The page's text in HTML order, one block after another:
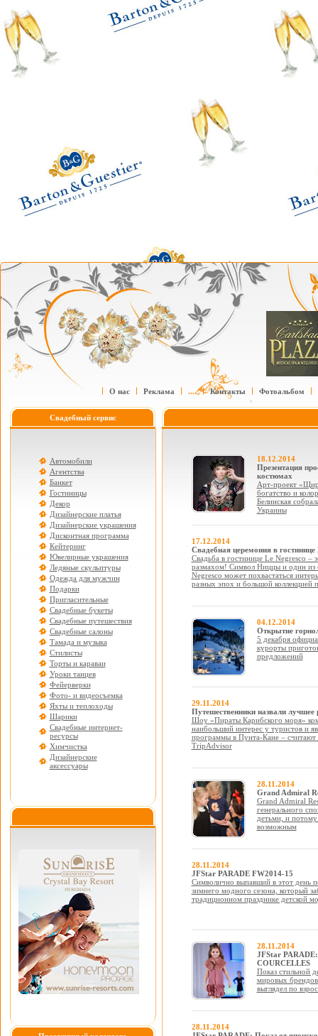
О нас Реклама .... Контакты Фотоальбом
Свадебный сервис
Автомобили
Агентства
Банкет
Гостиницы
Декор
Дизайнерские платья
Дизайнерские украшения
Дисконтная программа
Кейтеринг
Ювелирные украшения
Ледяные скульптуры
Одежда для мужчин
Подарки
Пригласительные
Свадебные букеты
Свадебные путешествия
Свадебные салоны
Тамада и музыка
Стилисты
Торты и караваи
Уроки танцев
Фейерверки
Фото- и видеосъемка
Яхты и теплоходы
Шарики
Свадебные интернет-
ресурсы
Химчистка
Дизайнерские
аксессуары
18.12.2014
Презентация
костюмах
Арт-проект
богатство и
Белинская
Украины
17.12.2014
Свадебная церемония в
Свадьба в гостинице Le Negresco –
размахом! Символ Ниццы и один из
Negresco может похвастаться
разных эпох и большой коллекцией
04.12.2014
Открытие
5 декабря
курорты
предложений
29.11.2014
Путешественники назвали лучшее
Шоу «Пираты Карибского моря»
наибольший интерес у туристов и
программы в Пунта-Кане – считают
TripAdvisor
28.11.2014
Grand Admiral
Grand Admiral
генерального
детьми, и потому
возможным
28.11.2014
JFStar PARADE FW2014-15
Символично выпавший в этот день
зимнего модного сезона, который
традиционном празднике детской
28.11.2014
JFStar PARADE:
COURCELLES
Показ стильной
мировых
выглядел по
28.11.2014